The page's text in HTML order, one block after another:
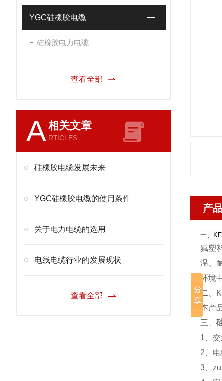
YGC硅橡胶电缆
硅橡胶电力电缆
查看全部
A相关文章
RTICLES
硅橡胶电缆发展未来
YGC硅橡胶电缆的使用条件
关于电力电缆的选用
电线电缆行业的发展现状
查看全部
产
一、
氟塑
温、
环境
二、
本产
三、
1、
2、
3、